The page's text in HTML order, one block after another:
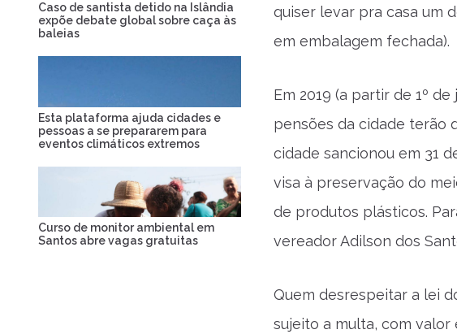
quiser levar pra casa um
em embalagem fechada).
Em 2019 (a partir de 1º
pensões da cidade terão
cidade sancionou em 31
visa à preservação do
de produtos plásticos.
vereador Adilson dos
Quem desrespeitar a lei
sujeito a multa, com valor
Caso de santista detido na Islândia
expõe debate global sobre caça às
baleias
Esta plataforma ajuda cidades e
pessoas a se prepararem para
eventos climáticos extremos
Curso de monitor ambiental em
Santos abre vagas gratuitas